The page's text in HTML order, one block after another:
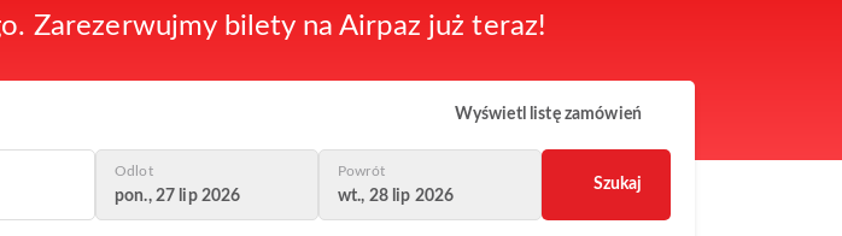
Zarezerwujmy bilety na Airpaz już teraz!
Wyświetl listę zamówień
Odlot
pon., 27 lip 2026
Powrót
wt., 28 lip 2026
Szukaj